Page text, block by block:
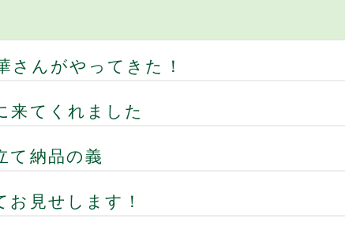
さんがやってきた！
来てくれました
て納品の義
お見せします！